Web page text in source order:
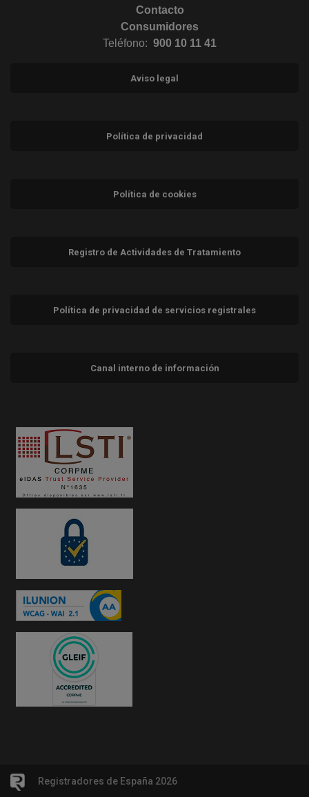
Contacto
Consumidores
Teléfono: 900 10 11 41
Aviso legal
Política de privacidad
Política de cookies
Registro de Actividades de Tratamiento
Política de privacidad de servicios registrales
Canal interno de información
Registradores de España 2026